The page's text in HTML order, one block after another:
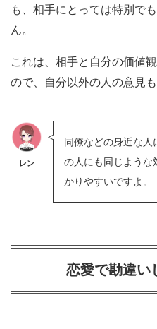
も、相手にとっては特別で
ん。
これは、相手と自分の価値
ので、自分以外の人の意見
レン
同僚などの身近な人
の人にも同じような
かりやすいですよ。
恋愛で勘違い